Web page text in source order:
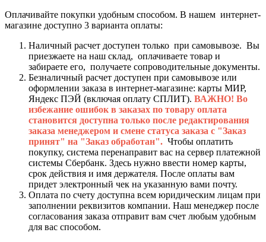
Оплачивайте покупки удобным способом. В нашем интернет-
магазине доступно 3 варианта оплаты:
Наличный расчет доступен только при самовывозе. Вы
приезжаете на наш склад, оплачиваете товар и
забираете его, получаете сопроводительные документы.
Безналичный расчет доступен при самовывозе или
оформлении заказа в интернет-магазине: карты МИР,
Яндекс ПЭЙ (включая оплату СПЛИТ). ВАЖНО! Во
избежание ошибок в заказах по товару оплата
становится доступна только после редактирования
заказа менеджером и смене статуса заказа с "Заказ
принят" на "Заказ обработан". Чтобы оплатить
покупку, система перенаправит вас на сервер платежной
системы Сбербанк. Здесь нужно ввести номер карты,
срок действия и имя держателя. После оплаты вам
придет электронный чек на указанную вами почту.
Оплата по счету доступна всем юридическим лицам при
заполнении реквизитов компании. Наш менеджер после
согласования заказа отправит вам счет любым удобным
для вас способом.